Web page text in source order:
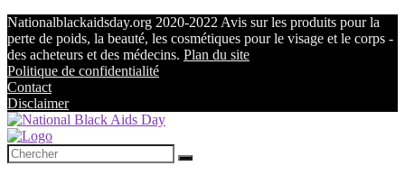
Nationalblackaidsday.org 2020-2022 Avis sur les produits pour la
perte de poids, la beauté, les cosmétiques pour le visage et le corps -
des acheteurs et des médecins. Plan du site
Politique de confidentialité
Contact
Disclaimer